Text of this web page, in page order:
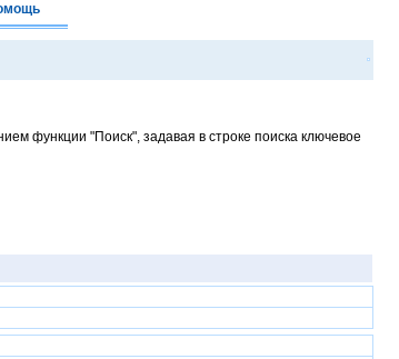
функции "Поиск", задавая в строке поиска ключевое